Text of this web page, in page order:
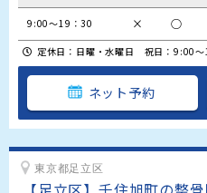
9:00～19：30 × ○
定休日：日曜・水曜日 祝日：9:00
ネット予約
東京都足立区